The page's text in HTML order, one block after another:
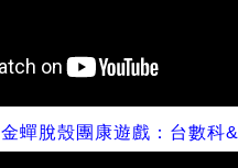
金蟬脫殼團康遊戲： 台數科&